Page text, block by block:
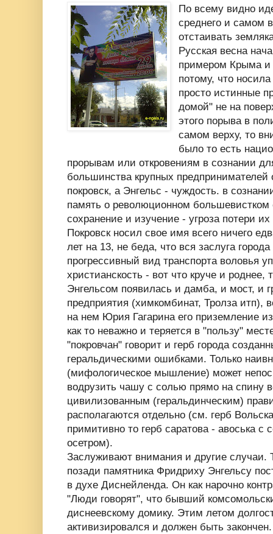
По всему видно
среднего и самом
отстаивать
Русская весна
примером Крыма
потому, что
просто истинные
домой" не на
этого порыва в
самом верху, то
было то есть
прорывам или откровениям в сознании
большинства крупных предпринимателей
покровск, а Энгельс - чуждость. в
память о революционном
сохранение и изучение - угроза потери
Покровск носил свое имя всего ничего
лет на 13, не беда, что вся заслуга
прогрессивный вид транспорта воловья
христианскость - вот что круче и роднее,
Энгельсом появилась и дамба, и мост, и
предприятия (химкомбинат, Тролза итп),
на нем Юрия Гагарина его приземление
как то неважно и теряется в "пользу"
"покровчан" говорит и герб города
геральдическими ошибками. Только
(мифологическое мышление) может
водрузить чашу с солью прямо на спину
цивилизованным (геральдинческим)
располагаются отдельно (см. герб
примитивно то герб саратова - авоська с
осетром).
Заслуживают внимания и другие
позади памятника Фридриху Энгельсу
в духе Диснейленда. Он как нарочно
"Люди говорят", что бывший
диснеевскому домику. Этим летом
активизировался и должен быть